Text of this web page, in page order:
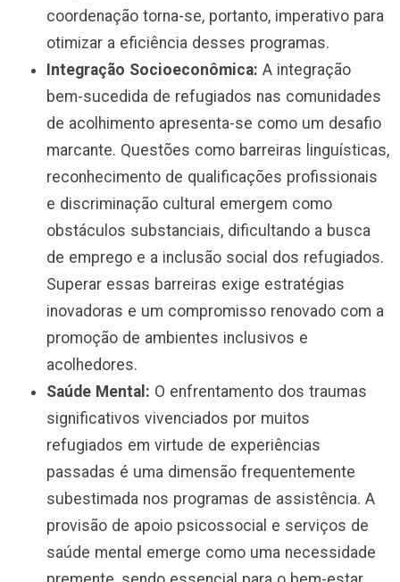
coordenação torna-se, portanto, imperativo para
otimizar a eficiência desses programas.
Integração Socioeconômica: A integração
bem-sucedida de refugiados nas comunidades
de acolhimento apresenta-se como um desafio
marcante. Questões como barreiras linguísticas,
reconhecimento de qualificações profissionais
e discriminação cultural emergem como
obstáculos substanciais, dificultando a busca
de emprego e a inclusão social dos refugiados.
Superar essas barreiras exige estratégias
inovadoras e um compromisso renovado com a
promoção de ambientes inclusivos e
acolhedores.
Saúde Mental: O enfrentamento dos traumas
significativos vivenciados por muitos
refugiados em virtude de experiências
passadas é uma dimensão frequentemente
subestimada nos programas de assistência. A
provisão de apoio psicossocial e serviços de
saúde mental emerge como uma necessidade